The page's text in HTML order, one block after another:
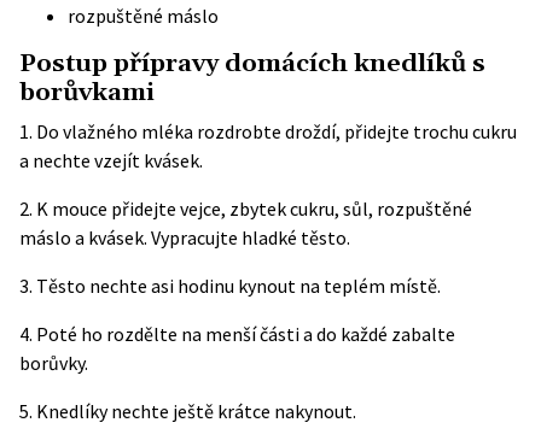
rozpuštěné máslo
Postup přípravy domácích knedlíků s
borůvkami
1. Do vlažného mléka rozdrobte droždí, přidejte trochu cukru
a nechte vzejít kvásek.
2. K mouce přidejte vejce, zbytek cukru, sůl, rozpuštěné
máslo a kvásek. Vypracujte hladké těsto.
3. Těsto nechte asi hodinu kynout na teplém místě.
4. Poté ho rozdělte na menší části a do každé zabalte
borůvky.
5. Knedlíky nechte ještě krátce nakynout.